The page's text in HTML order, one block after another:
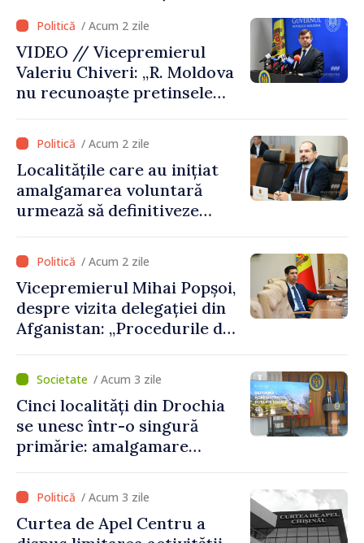
/ Acum 2 zile
VIDEO // Vicepremierul
Valeriu Chiveri: „R. Moldova
nu recunoaște pretinsele
de structurile de la Tiraspol
în raioanele de est”
/ Acum 2 zile
Localitățile care au inițiat
amalgamarea voluntară
urmează să definitiveze
parcursul lunii august
/ Acum 2 zile
Vicepremierul Mihai Popșoi,
despre vizita delegației din
Afganistan: „Procedurile de
respectate întocmai. Nu s-
au constatat încălcări ale
prevederilor legale”
/ Acum 3 zile
Cinci localități din Drochia
se unesc într-o singură
primărie: amalgamare
stimulente de peste 28 de
milioane de lei oferite de
Guvern
/ Acum 3 zile
Curtea de Apel Centru a